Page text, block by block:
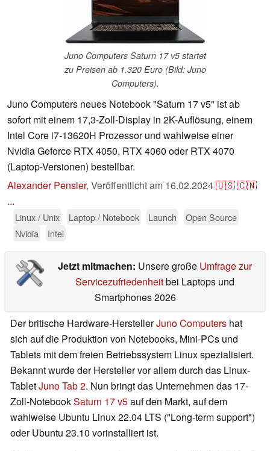
Juno Computers Saturn 17 v5 startet
zu Preisen ab 1.320 Euro (Bild: Juno
Computers).
Juno Computers neues Notebook "Saturn 17 v5" ist ab
sofort mit einem 17,3-Zoll-Display in 2K-Auflösung, einem
Intel Core i7-13620H Prozessor und wahlweise einer
Nvidia Geforce RTX 4050, RTX 4060 oder RTX 4070
(Laptop-Versionen) bestellbar.
Alexander Pensler, Veröffentlicht am 16.02.2024🇺🇸🇨🇳
...
Linux / Unix Laptop / Notebook Launch
Open Source
Nvidia
Intel
Jetzt mitmachen: Unsere große Umfrage zur
Servicezufriedenheitbei Laptops und
Smartphones 2026
Der britische Hardware-HerstellerJuno Computers hat
sich auf die Produktion von Notebooks, Mini-PCs und
Tablets mit dem freien Betriebssystem Linux spezialisiert.
Bekannt wurde der Hersteller vor allem durch das Linux-
TabletJuno Tab 2. Nun bringt das Unternehmen das 17-
Zoll-NotebookSaturn 17 v5auf den Markt, auf dem
wahlweise Ubuntu Linux 22.04 LTS ("Long-term support")
oder Ubuntu 23.10 vorinstalliert ist.